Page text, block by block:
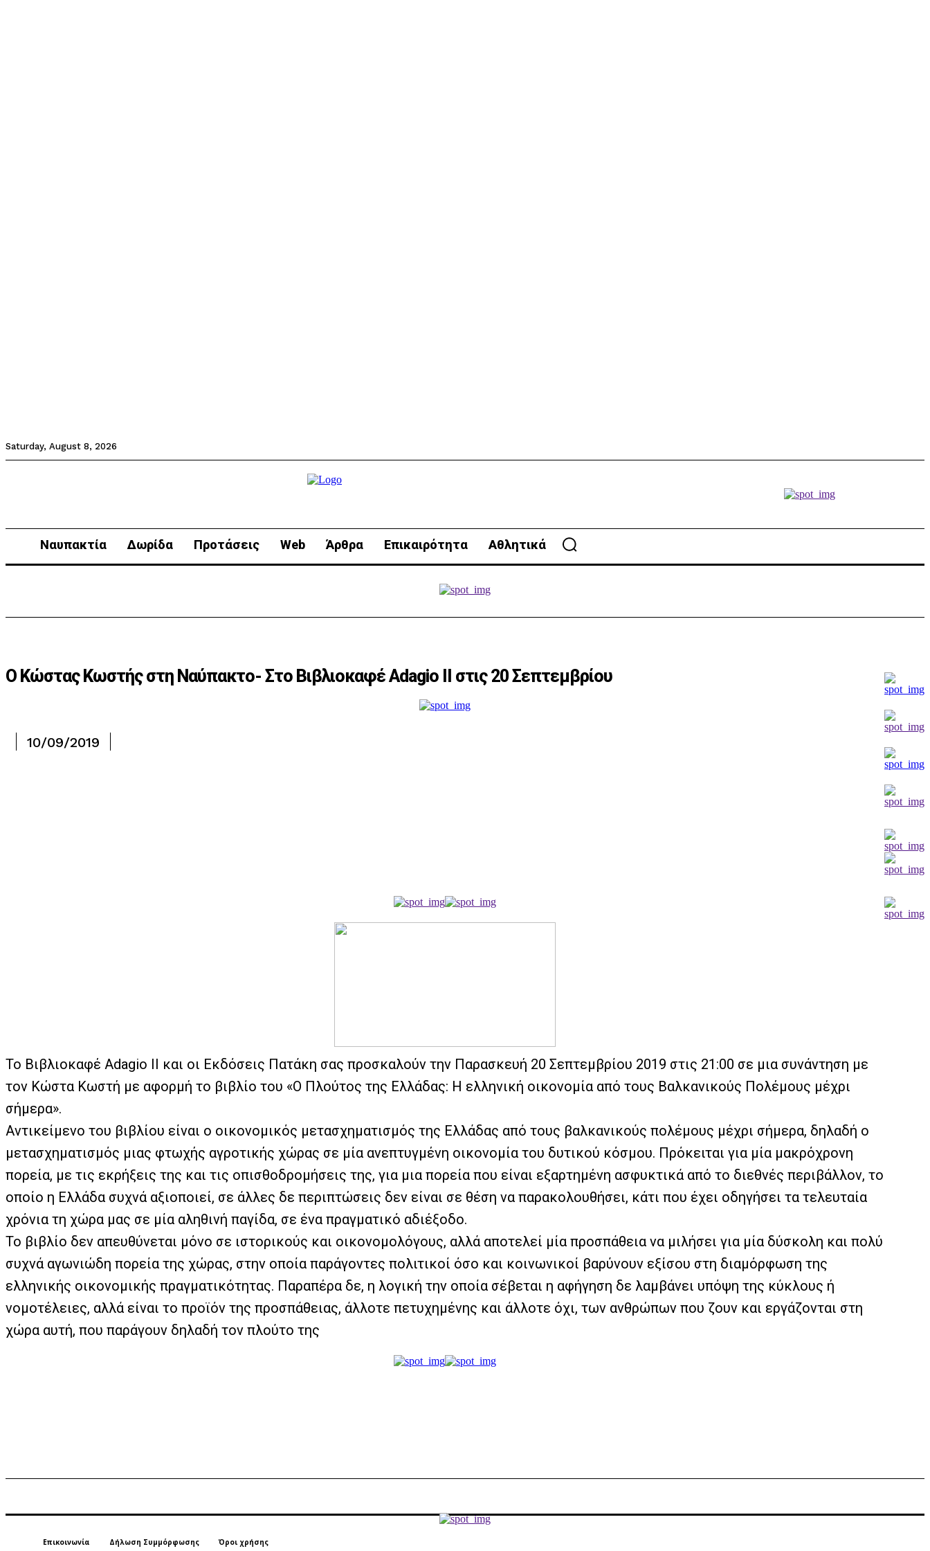
Saturday, August 8, 2026
Ναυπακτία Δωρίδα Προτάσεις Web Άρθρα Επικαιρότητα Αθλητικά
Ο Κώστας Κωστής στη Ναύπακτο- Στο Βιβλιοκαφέ Adagio II στις 20 Σεπτεμβρίου
10/09/2019
Το Βιβλιοκαφέ Adagio II και οι Εκδόσεις Πατάκη σας προσκαλούν την Παρασκευή 20 Σεπτεμβρίου 2019 στις 21:00 σε μια συνάντηση με
τον Κώστα Κωστή με αφορμή το βιβλίο του «Ο Πλούτος της Ελλάδας: Η ελληνική οικονομία από τους Βαλκανικούς Πολέμους μέχρι
σήμερα».
Αντικείμενο του βιβλίου είναι ο οικονομικός μετασχηματισμός της Ελλάδας από τους βαλκανικούς πολέμους μέχρι σήμερα, δηλαδή ο
μετασχηματισμός μιας φτωχής αγροτικής χώρας σε μία ανεπτυγμένη οικονομία του δυτικού κόσμου. Πρόκειται για μία μακρόχρονη
πορεία, με τις εκρήξεις της και τις οπισθοδρομήσεις της, για μια πορεία που είναι εξαρτημένη ασφυκτικά από το διεθνές περιβάλλον, το
οποίο η Ελλάδα συχνά αξιοποιεί, σε άλλες δε περιπτώσεις δεν είναι σε θέση να παρακολουθήσει, κάτι που έχει οδηγήσει τα τελευταία
χρόνια τη χώρα μας σε μία αληθινή παγίδα, σε ένα πραγματικό αδιέξοδο.
Το βιβλίο δεν απευθύνεται μόνο σε ιστορικούς και οικονομολόγους, αλλά αποτελεί μία προσπάθεια να μιλήσει για μία δύσκολη και πολύ
συχνά αγωνιώδη πορεία της χώρας, στην οποία παράγοντες πολιτικοί όσο και κοινωνικοί βαρύνουν εξίσου στη διαμόρφωση της
ελληνικής οικονομικής πραγματικότητας. Παραπέρα δε, η λογική την οποία σέβεται η αφήγηση δε λαμβάνει υπόψη της κύκλους ή
νομοτέλειες, αλλά είναι το προϊόν της προσπάθειας, άλλοτε πετυχημένης και άλλοτε όχι, των ανθρώπων που ζουν και εργάζονται στη
χώρα αυτή, που παράγουν δηλαδή τον πλούτο της
Επικοινωνία Δήλωση Συμμόρφωσης Όροι χρήσης